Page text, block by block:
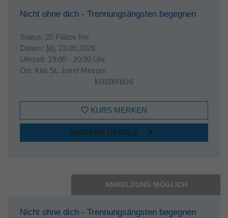
Nicht ohne dich - Trennungsängsten begegnen
Status: 20 Plätze frei
Datum: Mi. 23.09.2026
Uhrzeit: 19:00 - 20:30 Uhr
Ort: Kita St. Josef Mesum
kostenlos
KURS MERKEN
WEITERE DETAILS
ANMELDUNG MÖGLICH
Nicht ohne dich - Trennungsängsten begegnen